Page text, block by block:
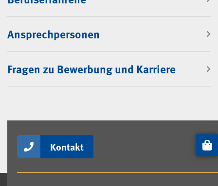
Ansprechpersonen
Fragen zu Bewerbung und Karriere
Kontakt Artikel